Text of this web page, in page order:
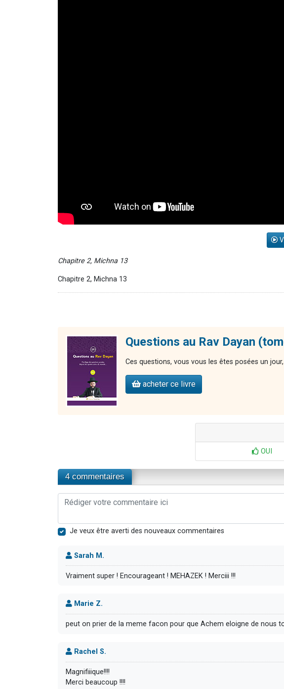
Chapitre 2, Michna 13
Chapitre 2, Michna 13
Questions au Rav Dayan
Ces questions, vous vous les êtes posées un
acheter ce livre
OUI
4 commentaires
Je veux être averti des nouveaux commentaires
Sarah M.
Vraiment super ! Encourageant ! MEHAZEK ! Merciii !!!
Marie Z.
peut on prier de la meme facon pour que Achem eloigne de nous
Rachel S.
Magnifiiique!!!!
Merci beaucoup !!!!